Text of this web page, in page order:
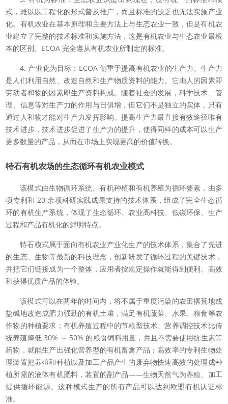
式，难以以工程化的形式普及推广，而且标准的缺乏也无法实施产业
化。有机农业在基本原理和主要方法上与生态农业一致，但是有机农
业建立了完整的技术标准和实施方法，这是有机农业与生态农业最根
本的区别。ECOA 完全遵从有机农业所制定的标准。
4. 产业化为目标：ECOA 侧重于提高有机农业的生产力。生产力
是人们利用自然、改造自然和生产物质资料的能力。它由人的因素即
劳动者和物的因素即生产资料构成。随着社会的发展，科学技术、管
理、信息等对生产力的作用与日俱增，但它们不是独立的实体，只有
通过人和物才能对生产力发挥影响。提高生产力最直接有效途径唯有
技术进步，技术进步促进了生产力的提升，使得同样的成本可以生产
更多数量的产品，从而在市场上实现更高的价值转换。
特石有机农场的生态循环有机农业模式
该模式由生物循环系统、有机种植和有机养殖为循环要素，由多
项专利和 20 余项科研实践成果支持的技术体系，组成了完全生态循
环的有机生产系统，体现了生态循环、农业高科技、低碳环保、生产
过程和产品有机化的鲜明特点。
特石模式属于面向有机农业产业化生产的技术体系，集合了先进
的生态、生物等最新的科技理念，创新研发了循环过程的关键技术，
并把它们链接成为一个整体，应用者按规定操作就能得到便利、高效
和获得优质产品的体验。
该模式可以在两年的时间内，将不属于重度污染的农田撂荒地或
盐碱地改造成肥力强劲的有机土壤，满足有机蔬菜、水果、粮食等农
作物的种植要求；有机养殖过程中的节粮型技术、营养调控技术比传
统养殖降低 30% ～ 50% 的粮食饲料用量，并且不需要使用抗生素等
药物，就能生产出强化营养型的有机畜禽产品；高效率的专利生物处
理装置把养殖和种植以及加工产品产生的废弃物快速高效的处理成种
植所需的液体有机肥料，装置的副产品——生物天然气为养殖、加工
提供循环能源。这种模式生产的所有产品可以达到欧盟有机认证标
准。